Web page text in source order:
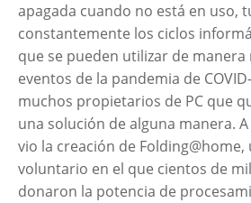
apagada cuando no está en uso,
constantemente los ciclos
que se pueden utilizar de manera
eventos de la pandemia de
muchos propietarios de PC que
una solución de alguna manera.
vio la creación de
voluntario en el que cientos de
donaron la potencia de